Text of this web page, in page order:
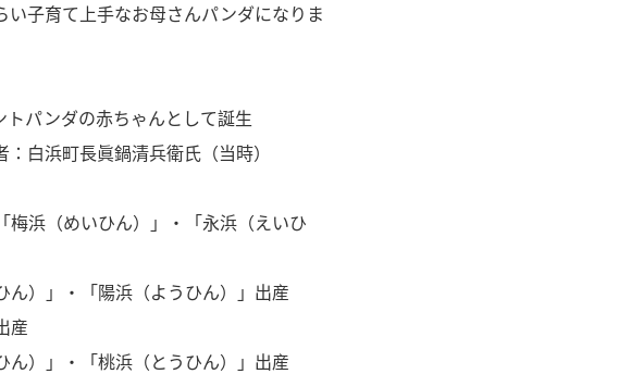
子育て上手なお母さんパンダになりま
パンダの赤ちゃんとして誕生
町長眞鍋清兵衛氏（当時）
浜（めいひん）」・「永浜（えいひ
）」・「陽浜（ようひん）」出産
産
）」・「桃浜（とうひん）」出産